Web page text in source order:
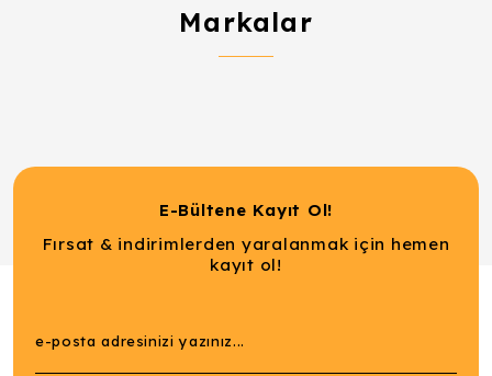
Markalar
E-Bültene Kayıt Ol!
Fırsat & indirimlerden yaralanmak için hemen
kayıt ol!